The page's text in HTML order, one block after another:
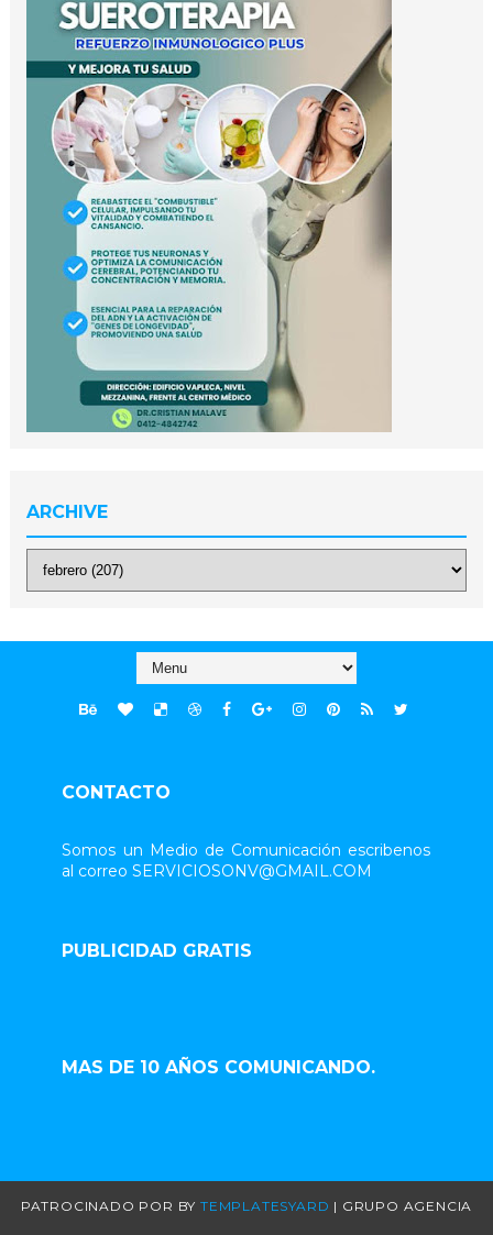
ARCHIVE
CONTACTO
Somos un Medio de Comunicación escribenos
al correo SERVICIOSONV@GMAIL.COM
PUBLICIDAD GRATIS
MAS DE 10 AÑOS COMUNICANDO.
PATROCINADO POR BY TEMPLATESYARD | GRUPO AGENCIA